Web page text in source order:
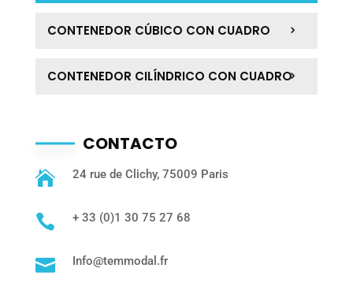
CONTENEDOR CÚBICO CON CUADRO
CONTENEDOR CILÍNDRICO CON CUADRO
CONTACTO
 24 rue de Clichy, 75009 Paris
 + 33 (0)1 30 75 27 68
 Info@temmodal.fr